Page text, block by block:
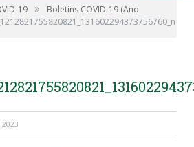
19 »
Boletins COVID-19 (Ano
2023